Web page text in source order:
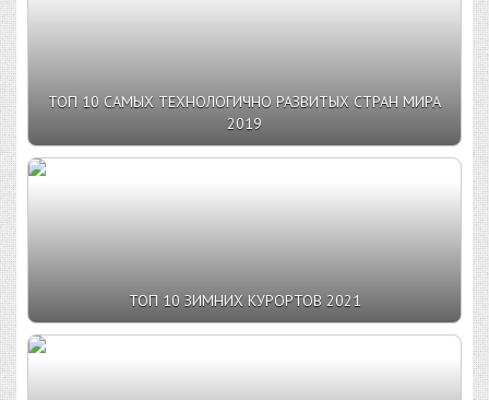
ТОП 10 САМЫХ ТЕХНОЛОГИЧНО РАЗВИТЫХ СТРАН МИРА
2019
ТОП 10 ЗИМНИХ КУРОРТОВ 2021